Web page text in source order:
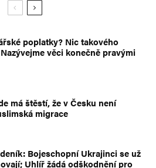
poplatky? Nic takového
věci konečně pravými
má štěstí, že v Česku není
migrace
Bojeschopní Ukrajinci se už
Uhlíř žádá odškodnění pro